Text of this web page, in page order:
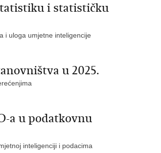
i statističku
i uloga umjetne inteligencije
u 2025.
a u podatkovnu
inteligenciji i podacima